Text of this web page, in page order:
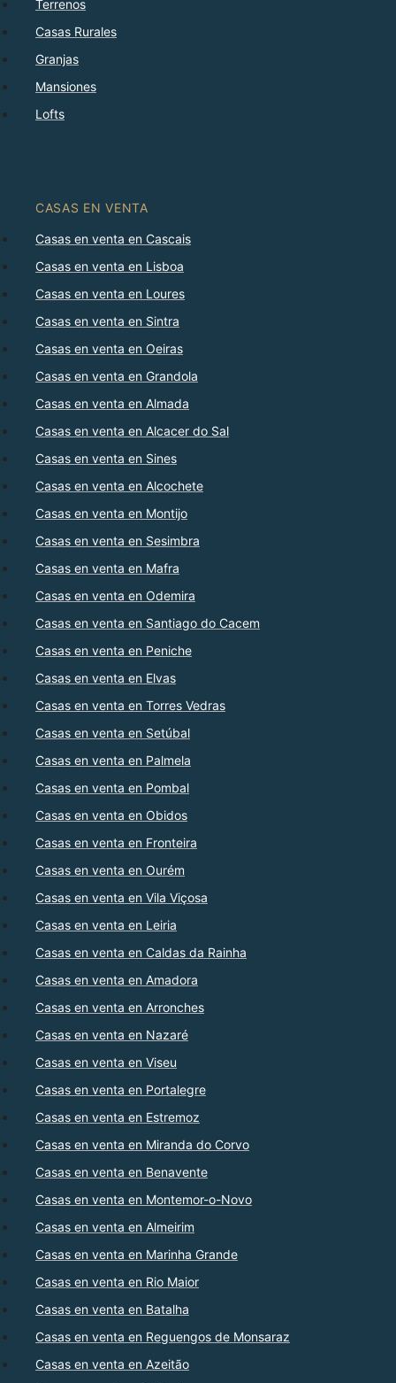
Terrenos
Casas Rurales
Granjas
Mansiones
Lofts
CASAS EN VENTA
Casas en venta en Cascais
Casas en venta en Lisboa
Casas en venta en Loures
Casas en venta en Sintra
Casas en venta en Oeiras
Casas en venta en Grandola
Casas en venta en Almada
Casas en venta en Alcacer do Sal
Casas en venta en Sines
Casas en venta en Alcochete
Casas en venta en Montijo
Casas en venta en Sesimbra
Casas en venta en Mafra
Casas en venta en Odemira
Casas en venta en Santiago do Cacem
Casas en venta en Peniche
Casas en venta en Elvas
Casas en venta en Torres Vedras
Casas en venta en Setúbal
Casas en venta en Palmela
Casas en venta en Pombal
Casas en venta en Obidos
Casas en venta en Fronteira
Casas en venta en Ourém
Casas en venta en Vila Viçosa
Casas en venta en Leiria
Casas en venta en Caldas da Rainha
Casas en venta en Amadora
Casas en venta en Arronches
Casas en venta en Nazaré
Casas en venta en Viseu
Casas en venta en Portalegre
Casas en venta en Estremoz
Casas en venta en Miranda do Corvo
Casas en venta en Benavente
Casas en venta en Montemor-o-Novo
Casas en venta en Almeirim
Casas en venta en Marinha Grande
Casas en venta en Rio Maior
Casas en venta en Batalha
Casas en venta en Reguengos de Monsaraz
Casas en venta en Azeitão